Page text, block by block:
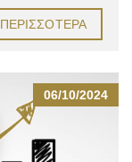
ΠΕΡΙΣΣΌΤΕΡΑ
06/10/2024